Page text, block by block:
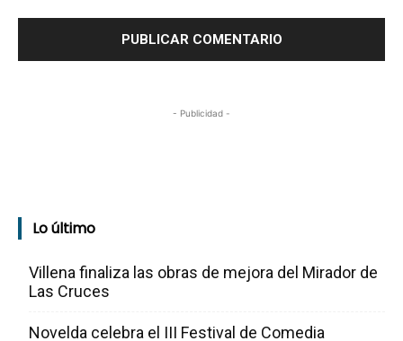
- Publicidad -
Lo último
Villena finaliza las obras de mejora del Mirador de
Las Cruces
Novelda celebra el III Festival de Comedia